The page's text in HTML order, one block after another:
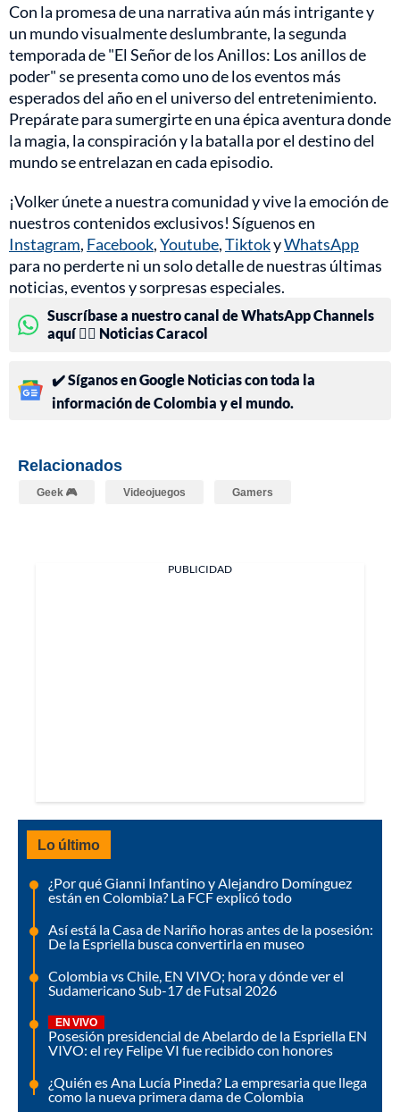
Con la promesa de una narrativa aún más intrigante y
un mundo visualmente deslumbrante, la segunda
temporada de "El Señor de los Anillos: Los anillos de
poder" se presenta como uno de los eventos más
esperados del año en el universo del entretenimiento.
Prepárate para sumergirte en una épica aventura donde
la magia, la conspiración y la batalla por el destino del
mundo se entrelazan en cada episodio.
¡Volker únete a nuestra comunidad y vive la emoción de
nuestros contenidos exclusivos! Síguenos en
Instagram, Facebook,Youtube,TiktokyWhatsApp
para no perderte ni un solo detalle de nuestras últimas
noticias, eventos y sorpresas especiales.
Suscríbase a nuestro canal de WhatsApp Channels
aquí 👉🏻 Noticias Caracol
✔️ Síganos en Google Noticias con toda la
información de Colombia y el mundo.
Relacionados
Geek 🎮 Videojuegos Gamers
PUBLICIDAD
Lo último
¿Por qué Gianni Infantino y Alejandro Domínguez
están en Colombia? La FCF explicó todo
Así está la Casa de Nariño horas antes de la posesión:
De la Espriella busca convertirla en museo
Colombia vs Chile, EN VIVO; hora y dónde ver el
Sudamericano Sub-17 de Futsal 2026
EN VIVO
Posesión presidencial de Abelardo de la Espriella EN
VIVO: el rey Felipe VI fue recibido con honores
¿Quién es Ana Lucía Pineda? La empresaria que llega
como la nueva primera dama de Colombia